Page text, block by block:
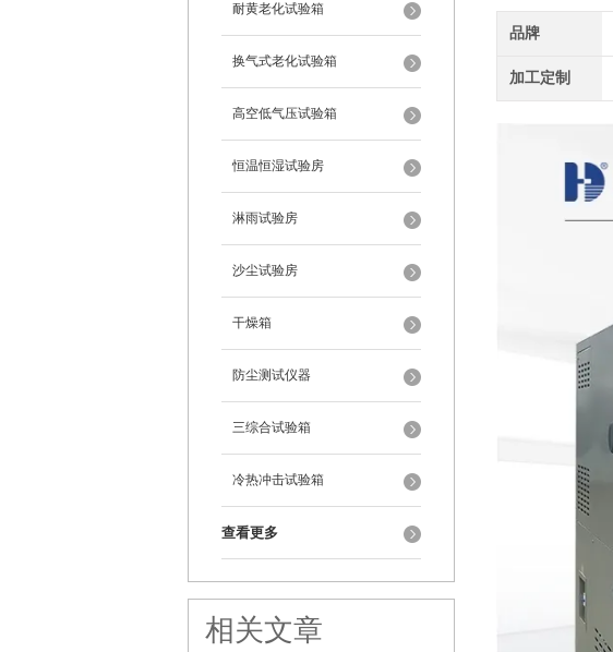
耐黄老化试验箱
换气式老化试验箱
高空低气压试验箱
恒温恒湿试验房
淋雨试验房
沙尘试验房
干燥箱
防尘测试仪器
三综合试验箱
冷热冲击试验箱
查看更多
相关文章
品牌
加工定制